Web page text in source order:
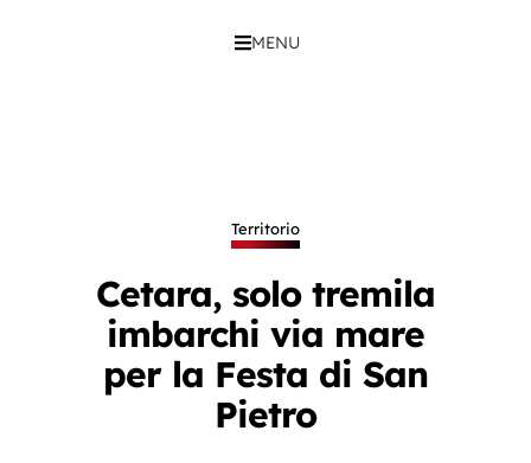
MENU
Territorio
Cetara, solo tremila
imbarchi via mare
per la Festa di San
Pietro